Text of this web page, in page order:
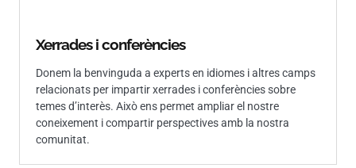
Xerrades i conferències
Donem la benvinguda a experts en idiomes i altres camps
relacionats per impartir xerrades i conferències sobre
temes d’interès. Això ens permet ampliar el nostre
coneixement i compartir perspectives amb la nostra
comunitat.